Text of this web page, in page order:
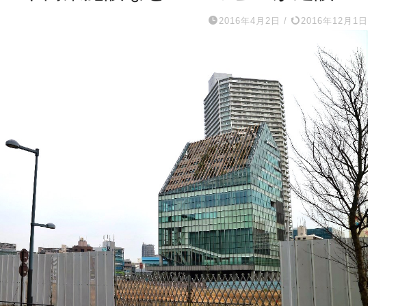
2016年4月2日 / 2016年12月1日